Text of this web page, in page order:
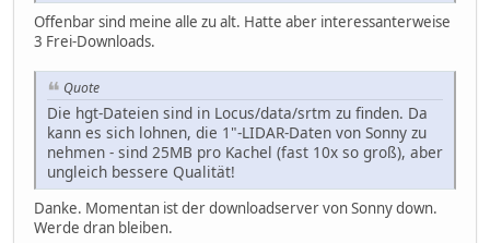
Offenbar sind meine alle zu alt. Hatte aber interessanterweise
3 Frei-Downloads.
Quote
Die hgt-Dateien sind in Locus/data/srtm zu finden. Da
kann es sich lohnen, die 1"-LIDAR-Daten von Sonny zu
nehmen - sind 25MB pro Kachel (fast 10x so groß), aber
ungleich bessere Qualität!
Danke. Momentan ist der downloadserver von Sonny down.
Werde dran bleiben.